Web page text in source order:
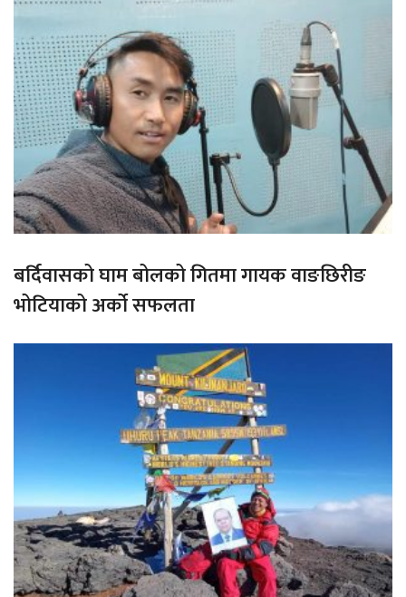
बर्दिवासको घाम बोलको गितमा गायक वाङछिरीङ
भोटियाको अर्को सफलता